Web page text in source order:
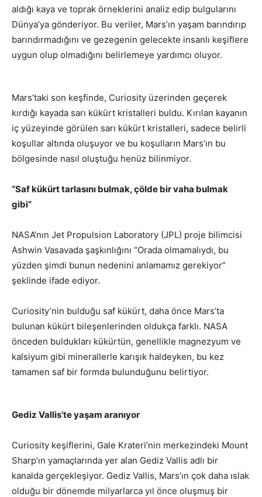
aldığı kaya ve toprak örneklerini analiz edip bulgularını
Dünya’ya gönderiyor. Bu veriler, Mars’ın yaşam barındırıp
barındırmadığını ve gezegenin gelecekte insanlı keşiflere
uygun olup olmadığını belirlemeye yardımcı oluyor.
Mars’taki son keşfinde, Curiosity üzerinden geçerek
kırdığı kayada sarı kükürt kristalleri buldu. Kırılan kayanın
iç yüzeyinde görülen sarı kükürt kristalleri, sadece belirli
koşullar altında oluşuyor ve bu koşulların Mars’ın bu
bölgesinde nasıl oluştuğu henüz bilinmiyor.
“Saf kükürt tarlasını bulmak, çölde bir vaha bulmak
gibi”
NASA’nın Jet Propulsion Laboratory (JPL) proje bilimcisi
Ashwin Vasavada şaşkınlığını “Orada olmamalıydı, bu
yüzden şimdi bunun nedenini anlamamız gerekiyor”
şeklinde ifade ediyor.
Curiosity’nin bulduğu saf kükürt, daha önce Mars’ta
bulunan kükürt bileşenlerinden oldukça farklı. NASA
önceden buldukları kükürtün, genellikle magnezyum ve
kalsiyum gibi minerallerle karışık haldeyken, bu kez
tamamen saf bir formda bulunduğunu belirtiyor.
Gediz Vallis’te yaşam aranıyor
Curiosity keşiflerini, Gale Krateri’nin merkezindeki Mount
Sharp’ın yamaçlarında yer alan Gediz Vallis adlı bir
kanalda gerçekleşiyor. Gediz Vallis, Mars’ın çok daha ıslak
olduğu bir dönemde milyarlarca yıl önce oluşmuş bir